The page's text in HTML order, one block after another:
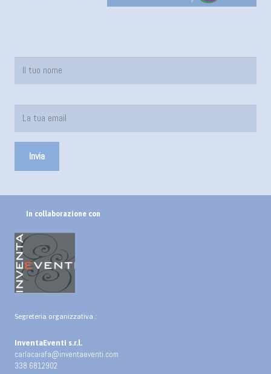
In collaborazione con
Segreteria organizzativa :
InventaEventi s.r.l.
carlacaiafa@inventaeventi.com
338 6812902